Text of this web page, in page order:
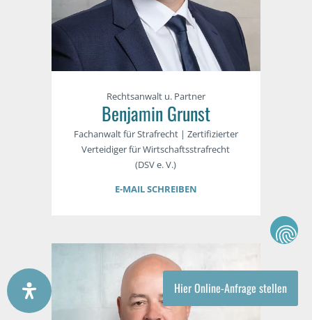
Hier Online-Anfrage stellen
Rechtsanwalt u. Partner
Benjamin Grunst
Fachanwalt für Strafrecht | Zertifizierter
Verteidiger für Wirtschaftsstrafrecht
(DSV e. V.)
E-MAIL SCHREIBEN